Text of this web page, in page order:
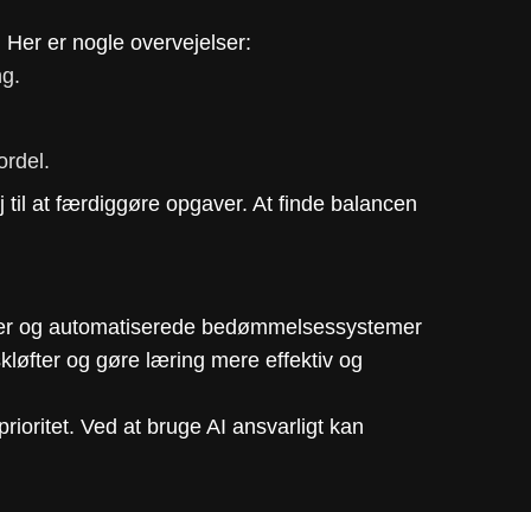
er nogle overvejelser:
at færdiggøre opgaver. At finde balancen
og automatiserede bedømmelsessystemer
og gøre læring mere effektiv og
Ved at bruge AI ansvarligt kan